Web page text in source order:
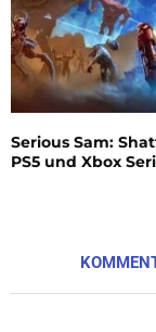
Serious Sam:
PS5 und Xbox